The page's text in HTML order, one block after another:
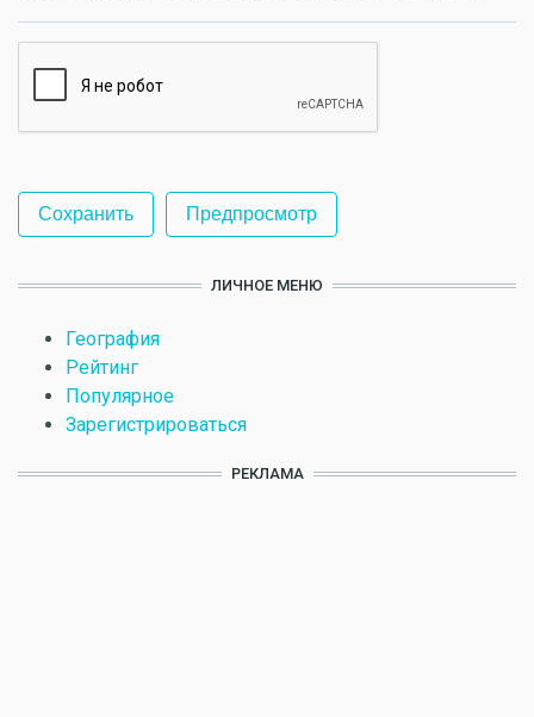
ЛИЧНОЕ МЕНЮ
География
Рейтинг
Популярное
Зарегистрироваться
РЕКЛАМА